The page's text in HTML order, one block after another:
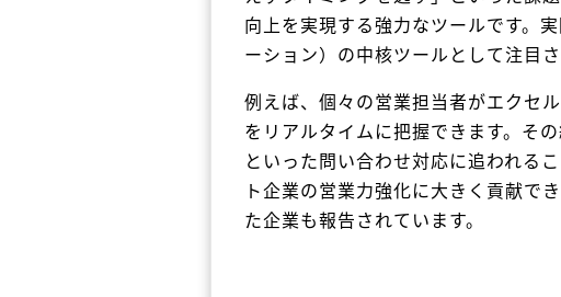
向上を実現する強力なツールです。
ーション）の中核ツールとして注目さ
例えば、個々の営業担当者がエクセ
をリアルタイムに把握できます。そ
といった問い合わせ対応に追われる
ト企業の営業力強化に大きく貢献でき
た企業も報告されています。